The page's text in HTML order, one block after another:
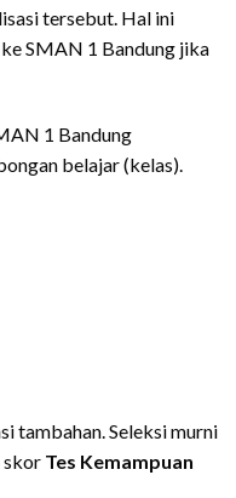
tersebut. Hal ini
SMAN 1 Bandung jika
1 Bandung
belajar (kelas).
tambahan. Seleksi murni
skor Tes Kemampuan